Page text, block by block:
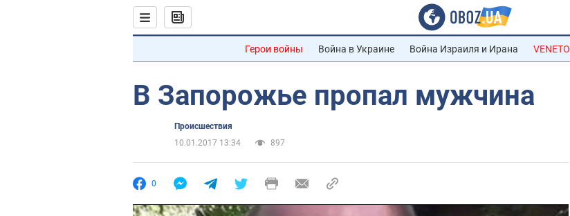
Герои войны Война в Украине Война Израиля и Ирана VENETO
В Запорожье пропал мужчина
Происшествия
10.01.2017 13:34
897
0